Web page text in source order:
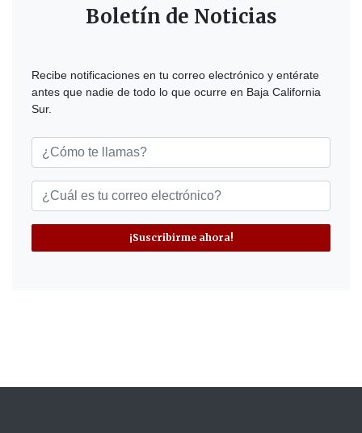
Boletín de Noticias
Recibe notificaciones en tu correo electrónico y entérate
antes que nadie de todo lo que ocurre en Baja California
Sur.
¡Suscribirme ahora!